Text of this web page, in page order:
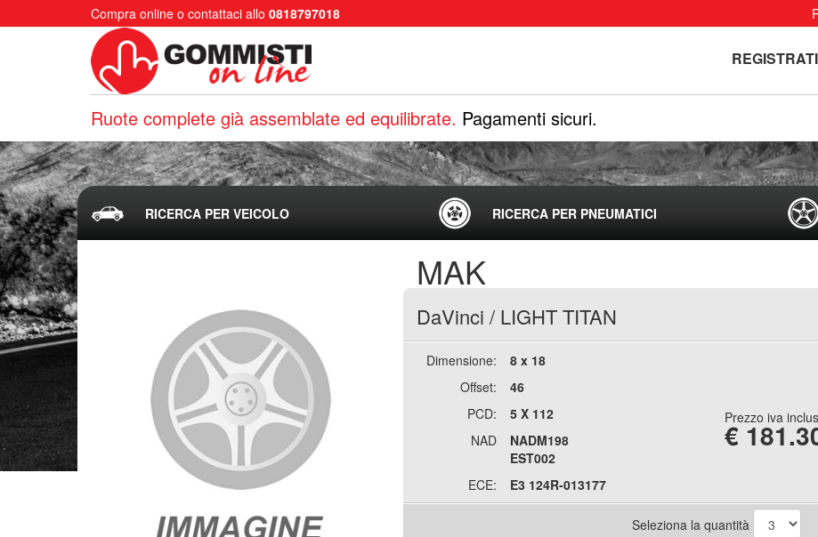
Compra online o contattaci allo 0818797018
REGISTRATI
Ruote complete già assemblate ed equilibrate. Pagamenti sicuri.
RICERCA PER VEICOLO RICERCA PER PNEUMATICI
MAK
DaVinci / LIGHT TITAN
Dimensione:
8 x 18
Offset:
46
PCD:
5 X 112
NAD
NADM198
EST002
ECE:
E3 124R-013177
Prezzo iva
€
Seleziona la quantità